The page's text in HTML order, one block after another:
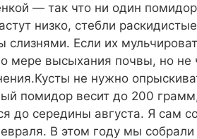
— так что ни один
низко, стебли
слизнями. Если их
мере высыхания почвы, но не
не нужно
помидор весит до 200
до середины августа. Я сам
В этом году мы собрали